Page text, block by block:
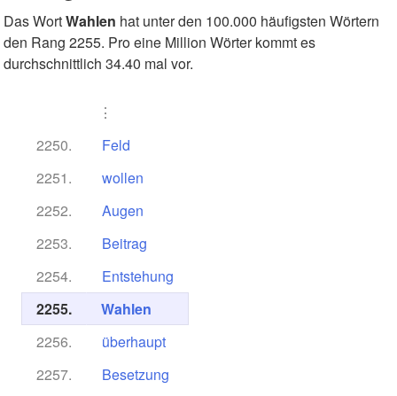
Das WortWahlen hat unter den 100.000 häufigsten Wörtern
den Rang 2255. Pro eine Million Wörter kommt es
durchschnittlich 34.40 mal vor.
⋮
2250.
Feld
2251.
wollen
2252.
Augen
2253.
Beitrag
2254.
Entstehung
2255.
Wahlen
2256.
überhaupt
2257.
Besetzung